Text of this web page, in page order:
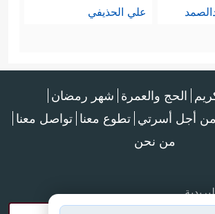
علي الحذيفي
الحج والعمرة شهر رمضان
من أجل أسرتي تطوع معنا تواصل معنا
من نحن